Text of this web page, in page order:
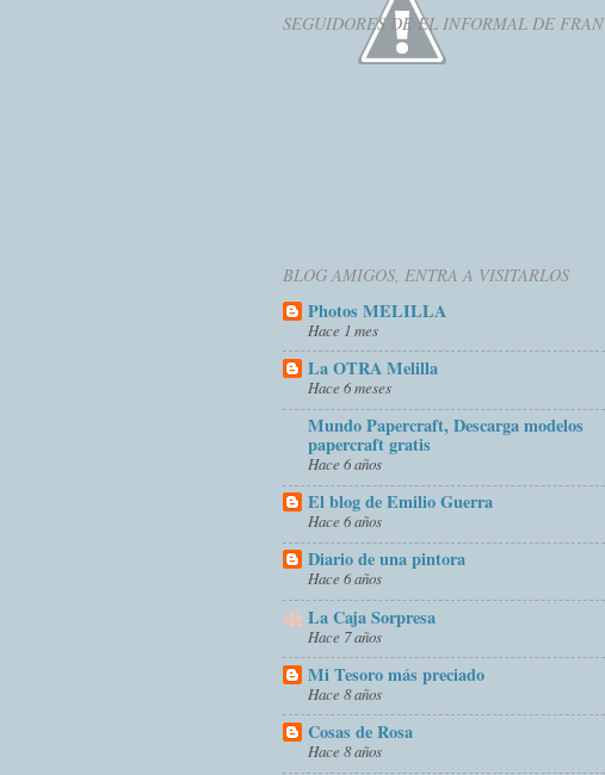
SEGUIDORES DE EL INFORMAL DE FRAN
BLOG AMIGOS, ENTRA A VISITARLOS
Photos MELILLA
Hace 1 mes
La OTRA Melilla
Hace 6 meses
Mundo Papercraft, Descarga modelos
papercraft gratis
Hace 6 años
El blog de Emilio Guerra
Hace 6 años
Diario de una pintora
Hace 6 años
La Caja Sorpresa
Hace 7 años
Mi Tesoro más preciado
Hace 8 años
Cosas de Rosa
Hace 8 años